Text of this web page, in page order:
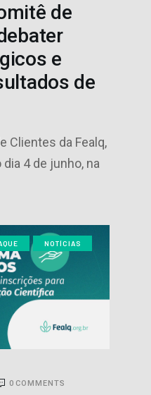
de
e
de
Clientes da Fealq,
4 de junho, na
NOTÍCIAS
0 COMMENTS